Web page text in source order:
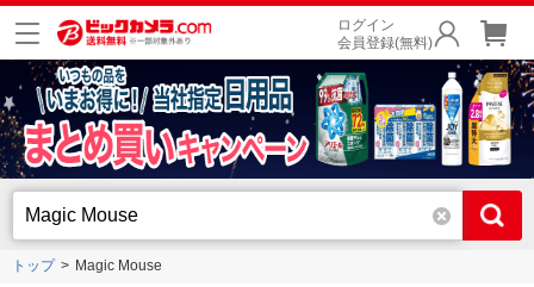
ログイン
会員登録(無料)
トップ Magic Mouse